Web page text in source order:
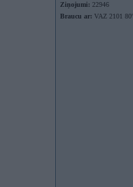
Ziņojumi: 22946
Braucu ar: VAZ 2101 80'